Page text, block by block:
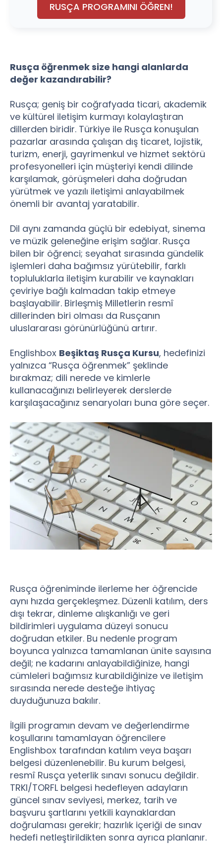
RUSÇA PROGRAMINI ÖĞREN!
Rusça öğrenmek size hangi alanlarda
değer kazandırabilir?
Rusça; geniş bir coğrafyada ticari, akademik
ve kültürel iletişim kurmayı kolaylaştıran
dillerden biridir. Türkiye ile Rusça konuşulan
pazarlar arasında çalışan dış ticaret, lojistik,
turizm, enerji, gayrimenkul ve hizmet sektörü
profesyonelleri için müşteriyi kendi dilinde
karşılamak, görüşmeleri daha doğrudan
yürütmek ve yazılı iletişimi anlayabilmek
önemli bir avantaj yaratabilir.
Dil aynı zamanda güçlü bir edebiyat, sinema
ve müzik geleneğine erişim sağlar. Rusça
bilen bir öğrenci; seyahat sırasında gündelik
işlemleri daha bağımsız yürütebilir, farklı
topluluklarla iletişim kurabilir ve kaynakları
çeviriye bağlı kalmadan takip etmeye
başlayabilir. Birleşmiş Milletlerin resmî
dillerinden biri olması da Rusçanın
uluslararası görünürlüğünü artırır.
Englishbox Beşiktaş Rusça Kursu, hedefinizi
yalnızca “Rusça öğrenmek” şeklinde
bırakmaz; dili nerede ve kimlerle
kullanacağınızı belirleyerek derslerde
karşılaşacağınız senaryoları buna göre seçer.
Rusça öğreniminde ilerleme her öğrencide
aynı hızda gerçekleşmez. Düzenli katılım, ders
dışı tekrar, dinleme alışkanlığı ve geri
bildirimleri uygulama düzeyi sonucu
doğrudan etkiler. Bu nedenle program
boyunca yalnızca tamamlanan ünite sayısına
değil; ne kadarını anlayabildiğinize, hangi
cümleleri bağımsız kurabildiğinize ve iletişim
sırasında nerede desteğe ihtiyaç
duyduğunuza bakılır.
İlgili programın devam ve değerlendirme
koşullarını tamamlayan öğrencilere
Englishbox tarafından katılım veya başarı
belgesi düzenlenebilir. Bu kurum belgesi,
resmî Rusça yeterlik sınavı sonucu değildir.
TRKI/TORFL belgesi hedefleyen adayların
güncel sınav seviyesi, merkez, tarih ve
başvuru şartlarını yetkili kaynaklardan
doğrulaması gerekir; hazırlık içeriği de sınav
hedefi netleştirildikten sonra ayrıca planlanır.